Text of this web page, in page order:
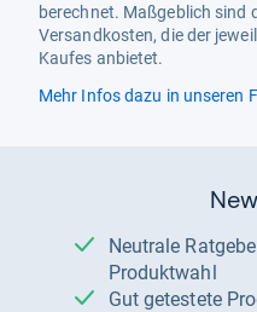
berechnet. Maßgeblich sind
Versandkosten, die der
Kaufes anbietet.
Mehr Infos dazu in unseren
Neutrale Ratgeber – hilfreich für Ihre
Produktwahl
Gut getestete Produkte – passend zur